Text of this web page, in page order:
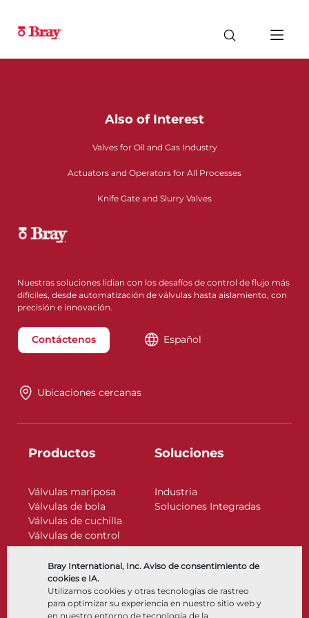
Bray International, Inc. Aviso de consentimiento de
cookies e IA.
Utilizamos cookies y otras tecnologías de rastreo
para optimizar su experiencia en nuestro sitio web y
en nuestro entorno de tecnología de la
Also of Interest
Valves for Oil and Gas Industry
Actuators and Operators for All Processes
Knife Gate and Slurry Valves
Nuestras soluciones lidian con los desafíos de control de flujo más
difíciles, desde automatización de válvulas hasta aislamiento, con
precisión e innovación.
Contáctenos Español
Ubicaciones cercanas
Productos
Válvulas mariposa
Válvulas de bola
Válvulas de cuchilla
Válvulas de control
Válvulas de retención
Actuadores
Accesorios de control
Criogénico
Soluciones
Industria
Soluciones Integradas
Compañía Recursos